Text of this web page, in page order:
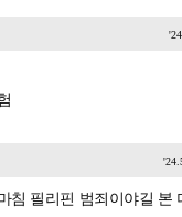
침 필리핀 범죄이야길 본